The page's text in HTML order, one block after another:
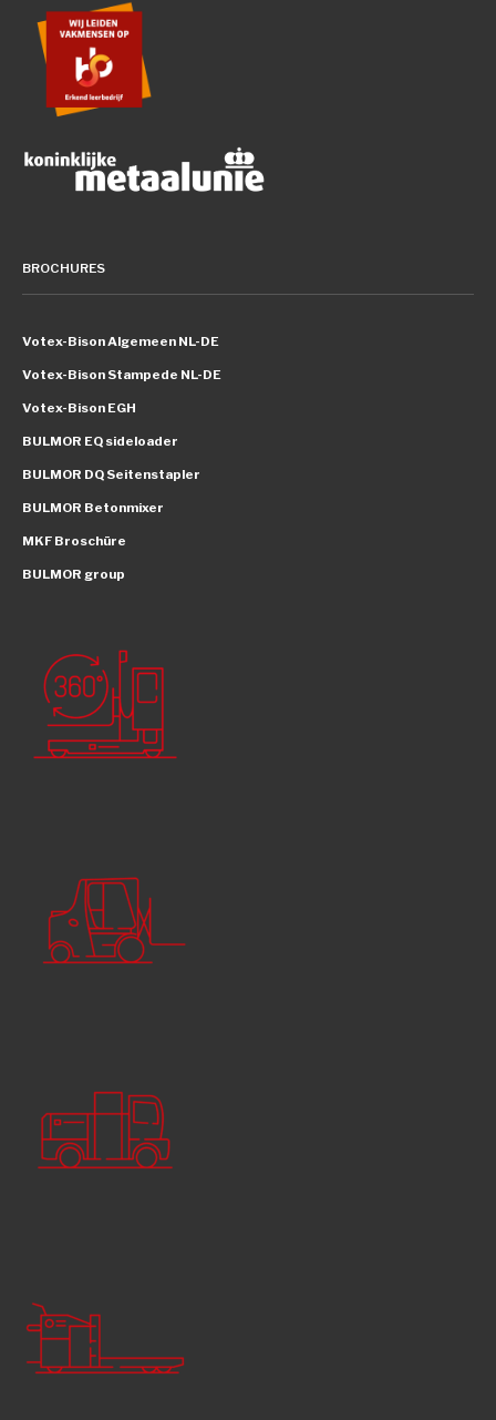
BROCHURES
Votex-Bison Algemeen NL-DE
Votex-Bison Stampede NL-DE
Votex-Bison EGH
BULMOR EQ sideloader
BULMOR DQ Seitenstapler
BULMOR Betonmixer
MKF Broschüre
BULMOR group